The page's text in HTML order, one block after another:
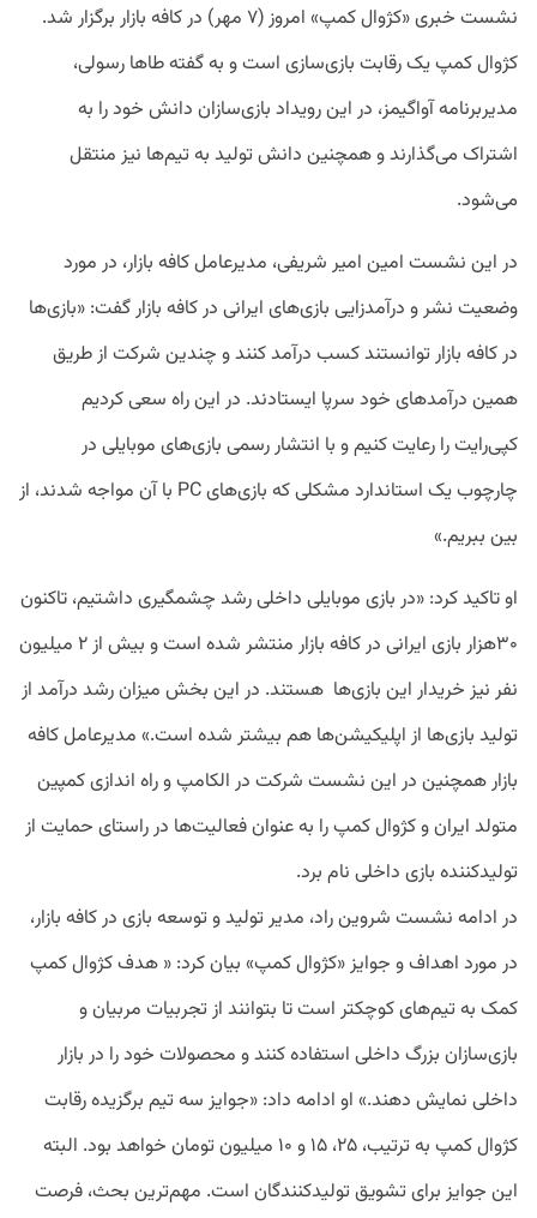
نشست خبری «کژوال کمپ» امروز (۷ مهر) در کافه بازار برگزار شد.
کژوال کمپ یک رقابت بازی‌سازی است و به گفته طاها رسولی،
مدیربرنامه آواگیمز، در این رویداد بازی‌سازان دانش خود را به
اشتراک می‌گذارند و همچنین دانش تولید به تیم‌ها نیز منتقل
می‌شود.
در این نشست امین امیر شریفی، مدیرعامل کافه بازار، در مورد
وضعیت نشر و درآمدزایی بازی‌های ایرانی در کافه بازار گفت: «بازی‌ها
در کافه بازار توانستند کسب درآمد کنند و چندین شرکت از طریق
همین درآمدهای خود سرپا ایستادند. در این راه سعی کردیم
کپی‌رایت را رعایت کنیم و با انتشار رسمی بازی‌های موبایلی در
چارچوب یک استاندارد مشکلی که بازی‌های PC با آن مواجه شدند، از
بین ببریم.»
او تاکید کرد: «در بازی موبایلی داخلی رشد چشمگیری داشتیم، تاکنون
۳۰هزار بازی ایرانی در کافه بازار منتشر شده است و بیش از ۲ میلیون
نفر نیز خریدار این بازی‌ها هستند. در این بخش میزان رشد درآمد از
تولید بازی‌ها از اپلیکیشن‌ها هم بیشتر شده است.» مدیرعامل کافه
بازار همچنین در این نشست شرکت در الکامپ و راه اندازی کمپین
متولد ایران و کژوال کمپ را به عنوان فعالیت‌ها در راستای حمایت از
تولیدکننده بازی داخلی نام برد.
در ادامه نشست شروین راد، مدیر تولید و توسعه بازی‌ در کافه بازار،
در مورد اهداف و جوایز «کژوال کمپ» بیان کرد: « هدف کژوال کمپ
کمک به تیم‌های کوچکتر است تا بتوانند از تجربیات مربیان و
بازی‌سازان بزرگ داخلی استفاده کنند و محصولات خود را در بازار
داخلی نمایش دهند.» او ادامه داد: «جوایز سه تیم برگزیده رقابت
کژوال کمپ به ترتیب، ۲۵، ۱۵ و ۱۰ میلیون تومان خواهد بود. البته
این جوایز برای تشویق تولیدکنندگان است. مهم‌ترین بحث، فرصت